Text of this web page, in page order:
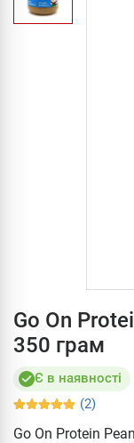
Go On
350 грам
Є в наявності
(2)
Go On Protein